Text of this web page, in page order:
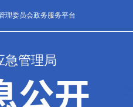
理委员会政务服务平台
急管理局